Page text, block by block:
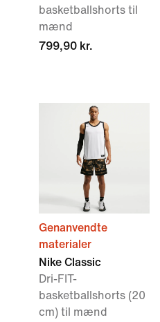
basketballshorts til
mænd
799,90 kr.
Genanvendte
materialer
Nike Classic
Dri-FIT-
basketballshorts (20
cm) til mænd